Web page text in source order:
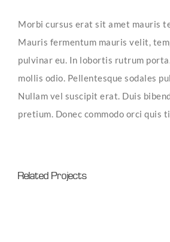
Morbi cursus erat sit amet mauris
Mauris fermentum mauris velit,
pulvinar eu. In lobortis rutrum
mollis odio. Pellentesque sodales
Nullam vel suscipit erat. Duis
pretium. Donec commodo orci quis
Related Projects